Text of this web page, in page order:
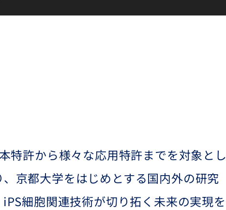
特許から様々な応用特許までを対象とし
京都大学をはじめとする国内外の研究
細胞関連技術が切り拓く未来の実現を